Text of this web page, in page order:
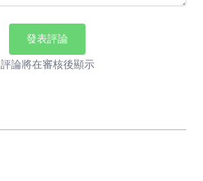
發表評論
評論將在審核後顯示